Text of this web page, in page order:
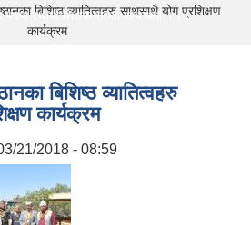
स्थायी शिक्षक सरुवा सम्बन्धमा ।।।
बिशिष्ठ व्यातित्वहरु साथसाथै योग प्रशिक्षण
कार्यक्रम
बिशिष्ठ व्यातित्वहरु
कार्यक्रम
21/2018 - 08:59